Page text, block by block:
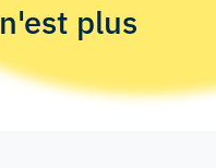
plus